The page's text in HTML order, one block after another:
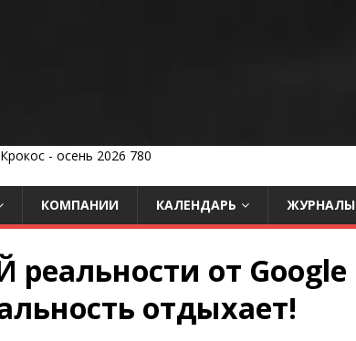
КОМПАНИИ КАЛЕНДАРЬ ЖУРНАЛЫ
от Google
отдыхает!